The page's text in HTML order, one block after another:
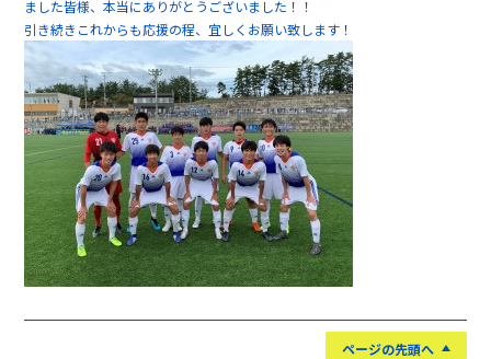
ました皆様、本当にありがとうございました！！
引き続きこれからも応援の程、宜しくお願い致します！
ページの先頭へ